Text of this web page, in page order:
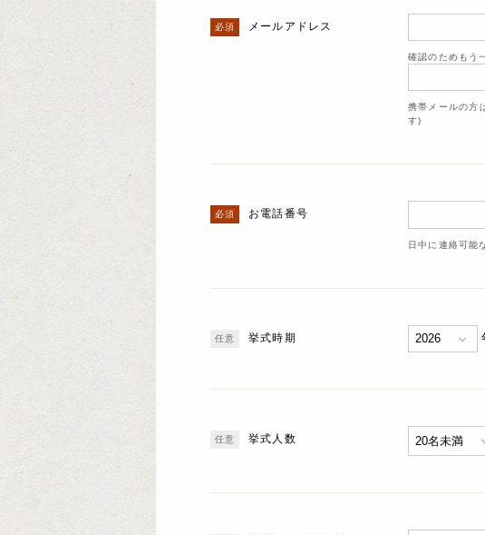
メールアドレス
確認のためもう
携帯メールの方
す)
お電話番号
日中に連絡可能
挙式時期
挙式人数